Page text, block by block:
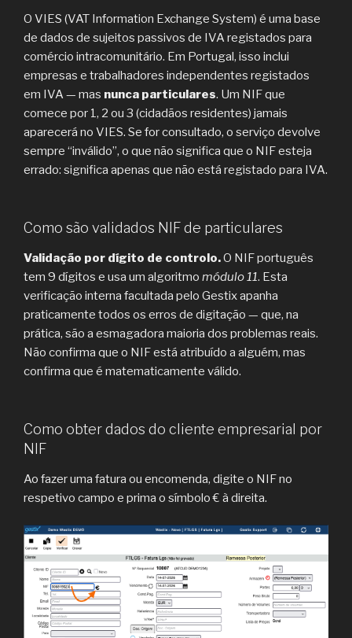
O VIES (VAT Information Exchange System) é uma base
de dados de sujeitos passivos de IVA registados para
comércio intracomunitário. Em Portugal, isso inclui
empresas e trabalhadores independentes registados
em IVA — mas nunca particulares. Um NIF que
comece por 1, 2 ou 3 (cidadãos residentes) jamais
aparecerá no VIES. Se for consultado, o serviço devolve
sempre “inválido”, o que não significa que o NIF esteja
errado: significa apenas que não está registado para IVA.
Como são validados NIF de particulares
Validação por dígito de controlo.O NIF português
tem 9 dígitos e usa um algoritmo módulo 11. Esta
verificação interna facultada pelo Gestix apanha
praticamente todos os erros de digitação — que, na
prática, são a esmagadora maioria dos problemas reais.
Não confirma que o NIF está atribuído a alguém, mas
confirma que é matematicamente válido.
Como obter dados do cliente empresarial por
NIF
Ao fazer uma fatura ou encomenda, digite o NIF no
respetivo campo e prima o símbolo € à direita.